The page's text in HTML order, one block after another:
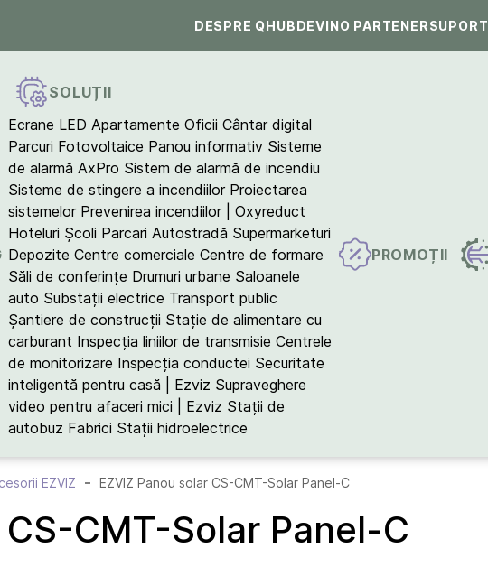
DESPRE QHUBDEVINO PARTENERSUPORT
SOLUȚII
Ecrane LED Apartamente Oficii Cântar digital
Parcuri Fotovoltaice Panou informativ Sisteme
de alarmă AxPro Sistem de alarmă de incendiu
Sisteme de stingere a incendiilor Proiectarea
sistemelor Prevenirea incendiilor | Oxyreduct
Hoteluri Școli Parcari Autostradă Supermarketuri
Depozite Centre comerciale Centre de formare
Săli de conferințe Drumuri urbane Saloanele
auto Substații electrice Transport public
Șantiere de construcții Stație de alimentare cu
carburant Inspecția liniilor de transmisie Centrele
de monitorizare Inspecția conductei Securitate
inteligentă pentru casă | Ezviz Supraveghere
video pentru afaceri mici | Ezviz Stații de
autobuz Fabrici Stații hidroelectrice
PROMOȚII
EZVIZ EZVIZ Panou solar CS-CMT-Solar Panel-C
CMT-Solar Panel-C